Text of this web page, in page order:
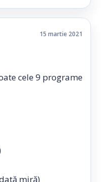
15 martie 2021
cele 9 programe
miră)